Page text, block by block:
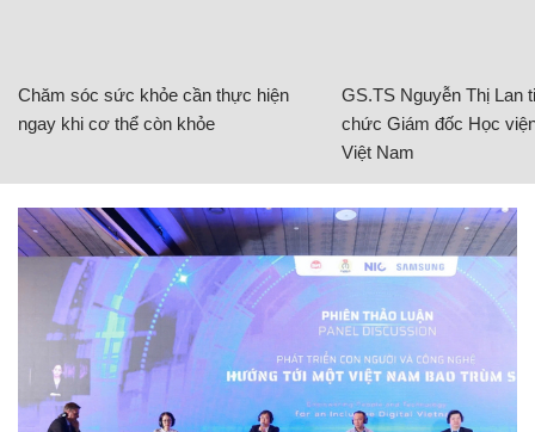
Chăm sóc sức khỏe cần thực hiện
ngay khi cơ thể còn khỏe
GS.TS Nguyễn Thị Lan
chức Giám đốc Học
Việt Nam